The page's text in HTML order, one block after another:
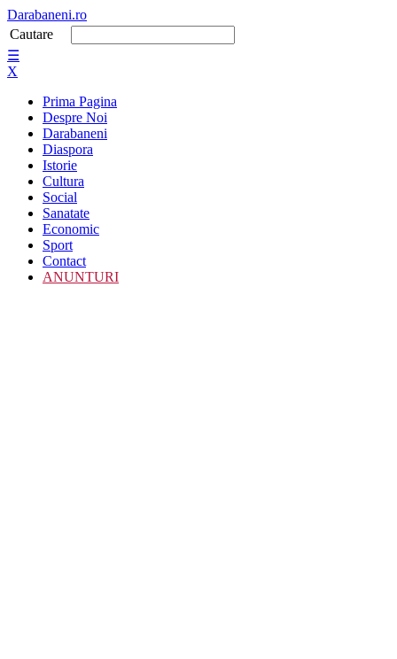
Darabaneni.ro
Cautare
☰
X
Prima Pagina
Despre Noi
Darabaneni
Diaspora
Istorie
Cultura
Social
Sanatate
Economic
Sport
Contact
ANUNTURI